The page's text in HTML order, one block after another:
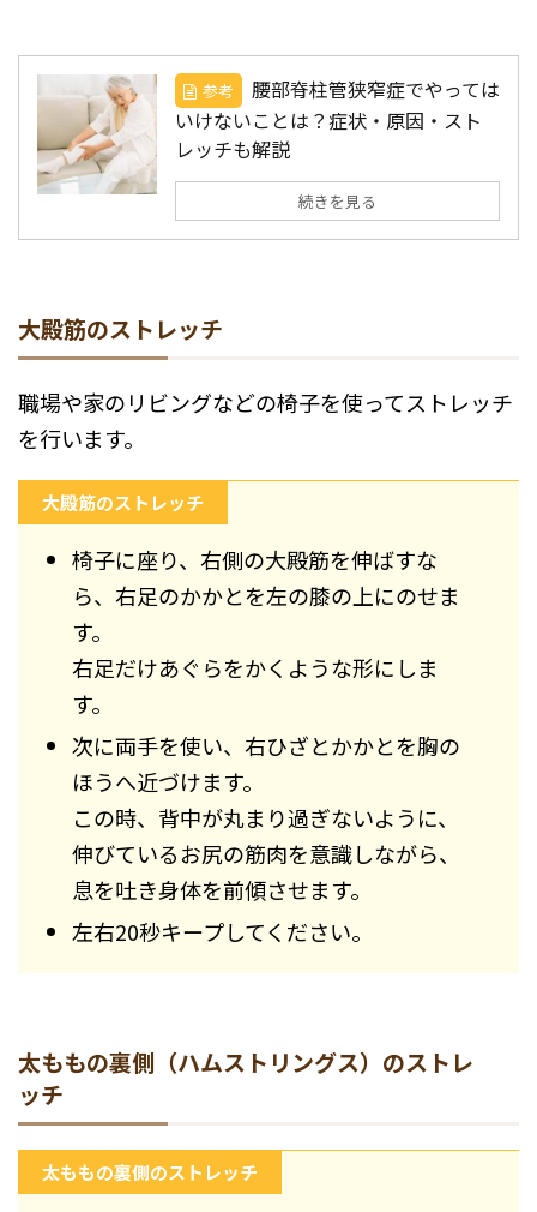
参考
腰部脊柱管狭窄症でやっては
いけないことは？症状・原因・スト
レッチも解説
続きを見る
大殿筋のストレッチ
職場や家のリビングなどの椅子を使ってストレッチ
を行います。
大殿筋のストレッチ
椅子に座り、右側の大殿筋を伸ばすな
ら、右足のかかとを左の膝の上にのせま
す。
右足だけあぐらをかくような形にしま
す。
次に両手を使い、右ひざとかかとを胸の
ほうへ近づけます。
この時、背中が丸まり過ぎないように、
伸びているお尻の筋肉を意識しながら、
息を吐き身体を前傾させます。
左右20秒キープしてください。
太ももの裏側（ハムストリングス）のストレ
ッチ
太ももの裏側のストレッチ